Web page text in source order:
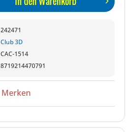
242471
Club 3D
CAC-1514
8719214470791
Merken